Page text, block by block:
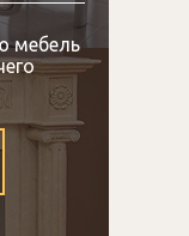
мебель